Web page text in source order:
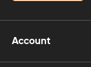
Account